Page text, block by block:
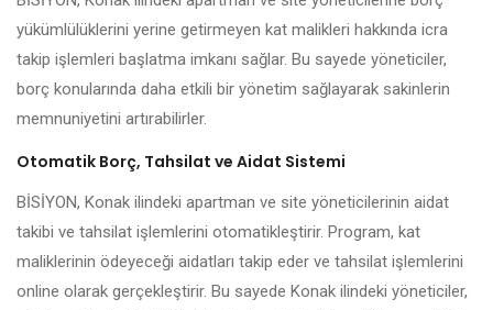
yükümlülüklerini yerine getirmeyen kat malikleri hakkında icra
takip işlemleri başlatma imkanı sağlar. Bu sayede yöneticiler,
borç konularında daha etkili bir yönetim sağlayarak sakinlerin
memnuniyetini artırabilirler.
Otomatik Borç, Tahsilat ve Aidat Sistemi
BİSİYON, Konak ilindeki apartman ve site yöneticilerinin aidat
takibi ve tahsilat işlemlerini otomatikleştirir. Program, kat
maliklerinin ödeyeceği aidatları takip eder ve tahsilat işlemlerini
online olarak gerçekleştirir. Bu sayede Konak ilindeki yöneticiler,